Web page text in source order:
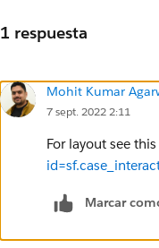
1 respuesta
Mohit Kumar
7 sept. 2022 2:11
For layout see this
Marcar